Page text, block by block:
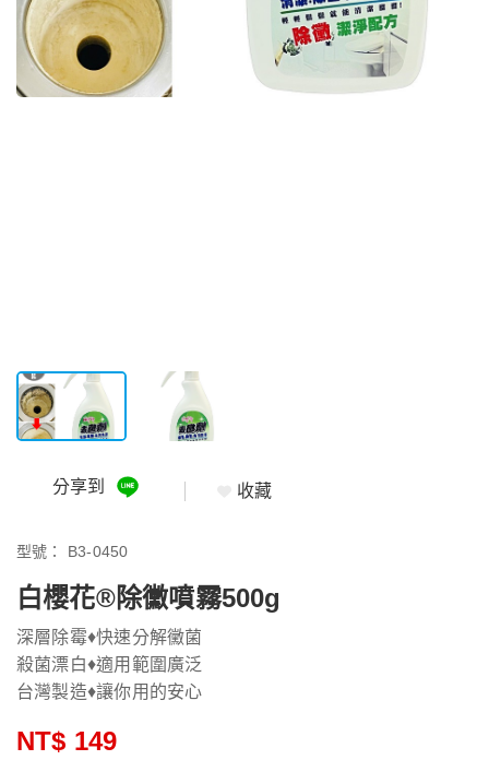
分享到 收藏
型號： B3-0450
白櫻花®除黴噴霧500g
深層除霉♦快速分解黴菌
殺菌漂白♦適用範圍廣泛
台灣製造♦讓你用的安心
NT$ 149